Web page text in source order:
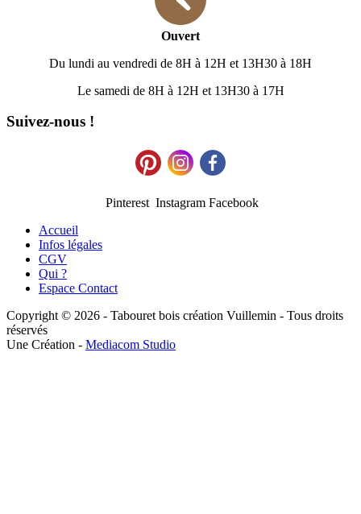
Ouvert
Du lundi au vendredi de 8H à 12H et 13H30 à 18H
Le samedi de 8H à 12H et 13H30 à 17H
Suivez-nous !
Pinterest Instagram Facebook
Accueil
Infos légales
CGV
Qui ?
Espace Contact
Copyright © 2026 - Tabouret bois création Vuillemin - Tous droits
réservés
Une Création - Mediacom Studio